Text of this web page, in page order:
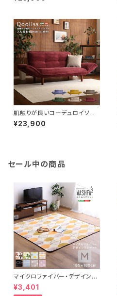
SH-07-VTCO-1
肌触りが良いコーデュロイソフ
ァ ２人掛け 【Qooliss-クー
リス-】 SH-07-CDS
¥23,900
セール中の商品
マイクロファイバー・デザインラ
グマットMサイズ（185×185cm）
洗えるラグマット 【WASHFA2】
¥3,401